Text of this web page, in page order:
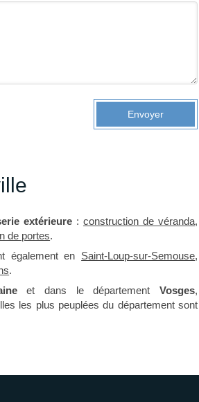
Envoyer
extérieure: construction de véranda,
de portes.
également en Saint-Loup-sur-Semouse,
.
et dans le départementVosges,
les plus peuplées du département sont